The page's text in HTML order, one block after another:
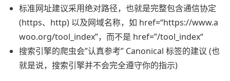
标准网址建议采用绝对路径，也就是完整包含通信协定
(https、http) 以及网域名称，如 href=“https://www.a
woo.org/tool_index”，而不是 href=”/tool_index“
搜索引擎的爬虫会”认真参考” Canonical 标签的建议 (也
就是说，搜索引擎并不会完全遵守你的指示)